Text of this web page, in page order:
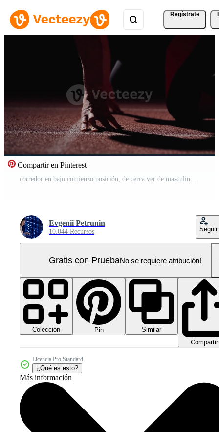
Regístrate
Compartir en Pinterest
corredor en bajo comienzo posición, de cerca ver de masculino manos en suelo, profesional atleta formación Vídeo Pro
Evgenii Petrunin
10.044 Recursos Seguir
Gratis con PruebaNo se requiere atribución!
Colección Pin
Similar
Compartir
Licencia Pro Standard
¿Qué es esto?
Más información